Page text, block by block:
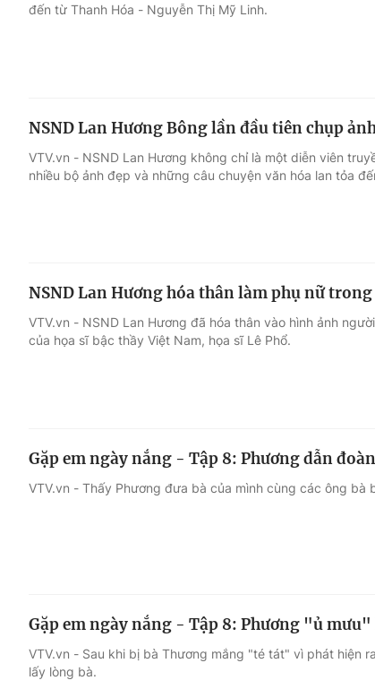
Âm nhạc
Sao
Du lịch
Làm đẹp
Chất lượng cuộc
đến từ Thanh Hóa - Nguyễn Thị Mỹ Linh.
NSND Lan Hương Bông lần đầu tiên chụp
VTV.vn - NSND Lan Hương không chỉ là một diễn viên
nhiều bộ ảnh đẹp và những câu chuyện văn hóa lan tỏa
NSND Lan Hương hóa thân làm phụ nữ
VTV.vn - NSND Lan Hương đã hóa thân vào hình ảnh
của họa sĩ bậc thầy Việt Nam, họa sĩ Lê Phổ.
Gặp em ngày nắng - Tập 8: Phương dẫn
VTV.vn - Thấy Phương đưa bà của mình cùng các ông bà
Gặp em ngày nắng - Tập 8: Phương "ủ
VTV.vn - Sau khi bị bà Thương mắng "té tát" vì phát hiện
lấy lòng bà.